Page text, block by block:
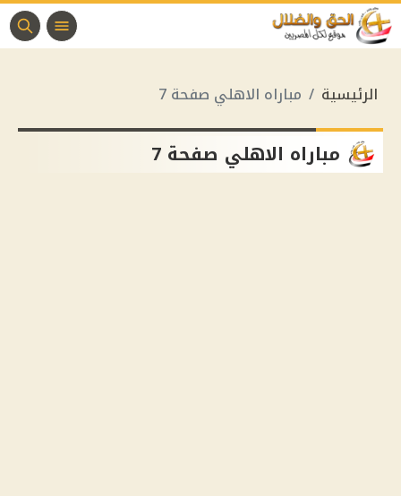
الرئيسية مباراه الاهلي صفحة 7
مباراه الاهلي صفحة 7